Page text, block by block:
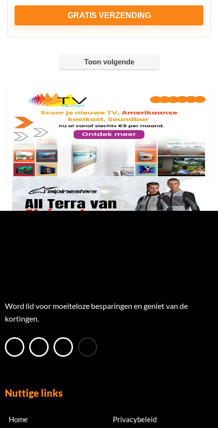
GRATIS VERZENDING
Toon volgende
Word lid voor moeiteloze besparingen en geniet van de
kortingen.
Nuttige links
Home Privacybeleid